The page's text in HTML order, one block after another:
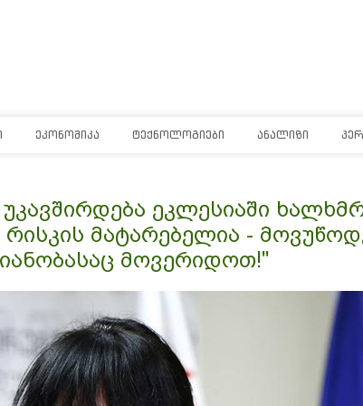
ᲔᲙᲝᲜᲝᲛᲘᲙᲐ ᲢᲔᲥᲜᲝᲚᲝᲒᲘᲔᲑᲘ ᲐᲜᲐᲚᲘᲖᲘ
ეკლესიაში
მატარებელია -
მოვერიდოთ!"